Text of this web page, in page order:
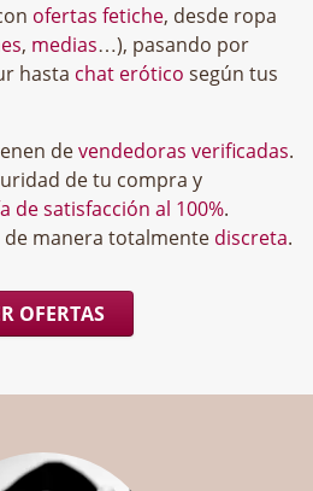
ofertas fetiche, desde ropa
, medias…), pasando por
hasta chat erótico según tus
devendedoras verificadas.
de tu compra y
de satisfacción al 100%.
de manera totalmente discreta.
OFERTAS